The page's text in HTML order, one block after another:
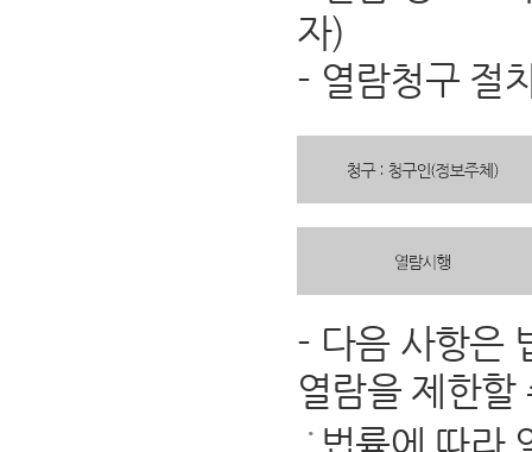
자)
- 열람청구 절
- 다음 사항은
열람을 제한할